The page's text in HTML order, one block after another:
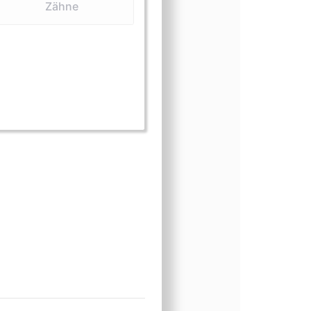
und Häute)
(Flossen)
(Knochen und Schädel)
(Medizin)
(Präparate)
(Schmuck)
(Schuppen)
(Zähne)
Zähne